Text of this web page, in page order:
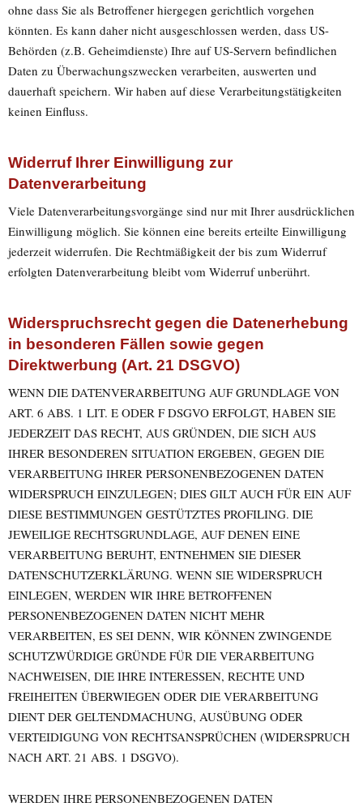
ohne dass Sie als Betroffener hiergegen gerichtlich vorgehen
könnten. Es kann daher nicht ausgeschlossen werden, dass US-
Behörden (z.B. Geheimdienste) Ihre auf US-Servern befindlichen
Daten zu Überwachungszwecken verarbeiten, auswerten und
dauerhaft speichern. Wir haben auf diese Verarbeitungstätigkeiten
keinen Einfluss.
Widerruf Ihrer Einwilligung zur
Datenverarbeitung
Viele Datenverarbeitungsvorgänge sind nur mit Ihrer ausdrücklichen
Einwilligung möglich. Sie können eine bereits erteilte Einwilligung
jederzeit widerrufen. Die Rechtmäßigkeit der bis zum Widerruf
erfolgten Datenverarbeitung bleibt vom Widerruf unberührt.
Widerspruchsrecht gegen die Datenerhebung
in besonderen Fällen sowie gegen
Direktwerbung (Art. 21 DSGVO)
WENN DIE DATENVERARBEITUNG AUF GRUNDLAGE VON
ART. 6 ABS. 1 LIT. E ODER F DSGVO ERFOLGT, HABEN SIE
JEDERZEIT DAS RECHT, AUS GRÜNDEN, DIE SICH AUS
IHRER BESONDEREN SITUATION ERGEBEN, GEGEN DIE
VERARBEITUNG IHRER PERSONENBEZOGENEN DATEN
WIDERSPRUCH EINZULEGEN; DIES GILT AUCH FÜR EIN AUF
DIESE BESTIMMUNGEN GESTÜTZTES PROFILING. DIE
JEWEILIGE RECHTSGRUNDLAGE, AUF DENEN EINE
VERARBEITUNG BERUHT, ENTNEHMEN SIE DIESER
DATENSCHUTZERKLÄRUNG. WENN SIE WIDERSPRUCH
EINLEGEN, WERDEN WIR IHRE BETROFFENEN
PERSONENBEZOGENEN DATEN NICHT MEHR
VERARBEITEN, ES SEI DENN, WIR KÖNNEN ZWINGENDE
SCHUTZWÜRDIGE GRÜNDE FÜR DIE VERARBEITUNG
NACHWEISEN, DIE IHRE INTERESSEN, RECHTE UND
FREIHEITEN ÜBERWIEGEN ODER DIE VERARBEITUNG
DIENT DER GELTENDMACHUNG, AUSÜBUNG ODER
VERTEIDIGUNG VON RECHTSANSPRÜCHEN (WIDERSPRUCH
NACH ART. 21 ABS. 1 DSGVO).
WERDEN IHRE PERSONENBEZOGENEN DATEN